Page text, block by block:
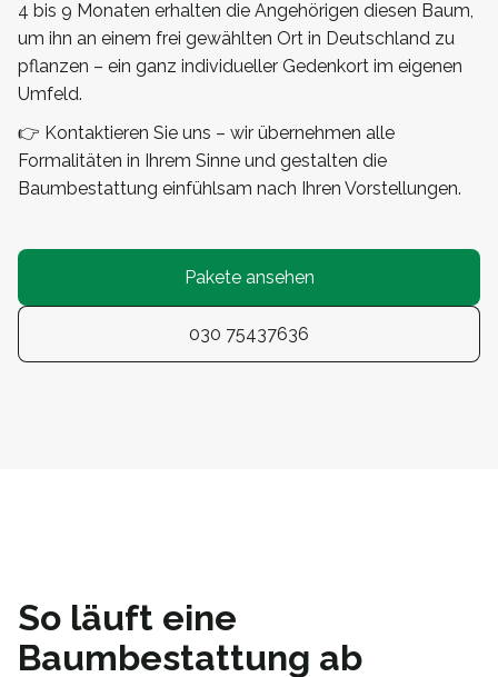
4 bis 9 Monaten erhalten die Angehörigen diesen Baum,
um ihn an einem frei gewählten Ort in Deutschland zu
pflanzen – ein ganz individueller Gedenkort im eigenen
Umfeld.
👉 Kontaktieren Sie uns – wir übernehmen alle
Formalitäten in Ihrem Sinne und gestalten die
Baumbestattung einfühlsam nach Ihren Vorstellungen.
Pakete ansehen
030 75437636
So läuft eine
Baumbestattung ab